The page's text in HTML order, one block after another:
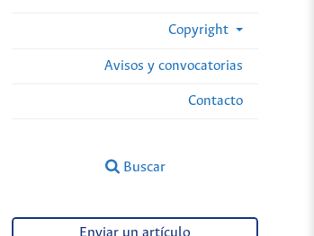
Copyright
Avisos y convocatorias
Contacto
Buscar